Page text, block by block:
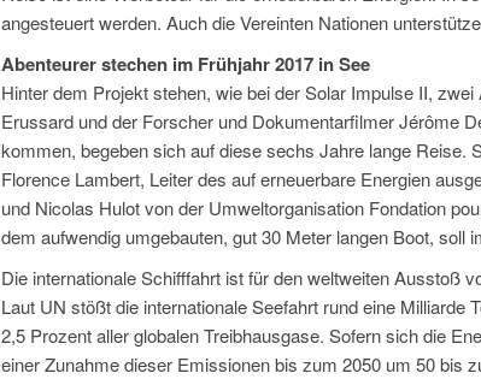
angesteuert werden. Auch die Vereinten Nationen
Abenteurer stechen im Frühjahr 2017 in See
Hinter dem Projekt stehen, wie bei der Solar Impulse II,
Erussard und der Forscher und Dokumentarfilmer Jérôme
kommen, begeben sich auf diese sechs Jahre lange Reise.
Florence Lambert, Leiter des auf erneuerbare Energien
und Nicolas Hulot von der Umweltorganisation Fondation
dem aufwendig umgebauten, gut 30 Meter langen Boot, soll
Die internationale Schifffahrt ist für den weltweiten Ausstoß
Laut UN stößt die internationale Seefahrt rund eine Milliarde
2,5 Prozent aller globalen Treibhausgase. Sofern sich die
einer Zunahme dieser Emissionen bis zum 2050 um 50 bis